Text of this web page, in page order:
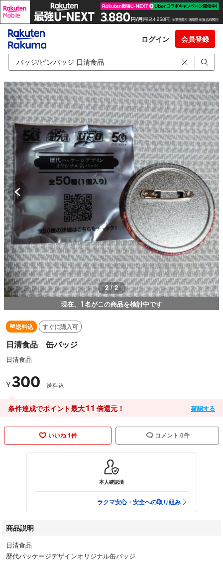
ログイン 会員登録
1 / 2
現在、 1名がこの商品を検討中です
送料込 すぐに購入可
日清食品 缶バッジ
日清食品
¥300 送料込
条件達成でポイント最大11 倍還元！ 確認する
いいね 1件 コメント 0件
本人確認済
ラクマ安心・安全への取り組み
商品説明
日清食品
歴代パッケージデザインオリジナル缶バッジ